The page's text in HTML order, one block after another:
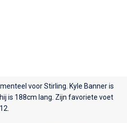
voorStirling . Kyle Banner is
is 188cm lang. Zijn favoriete voet